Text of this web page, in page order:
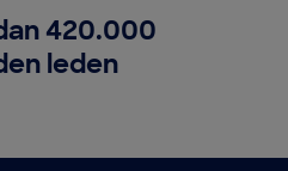
420.000
leden